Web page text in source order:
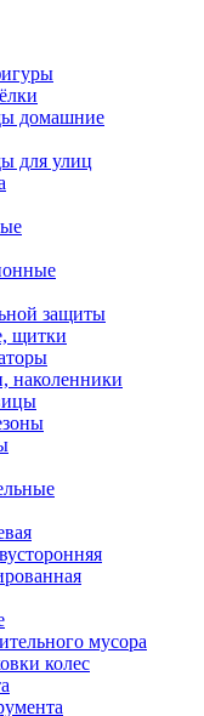
домашние
для улиц
защиты
щитки
наколенники
мусора
колес